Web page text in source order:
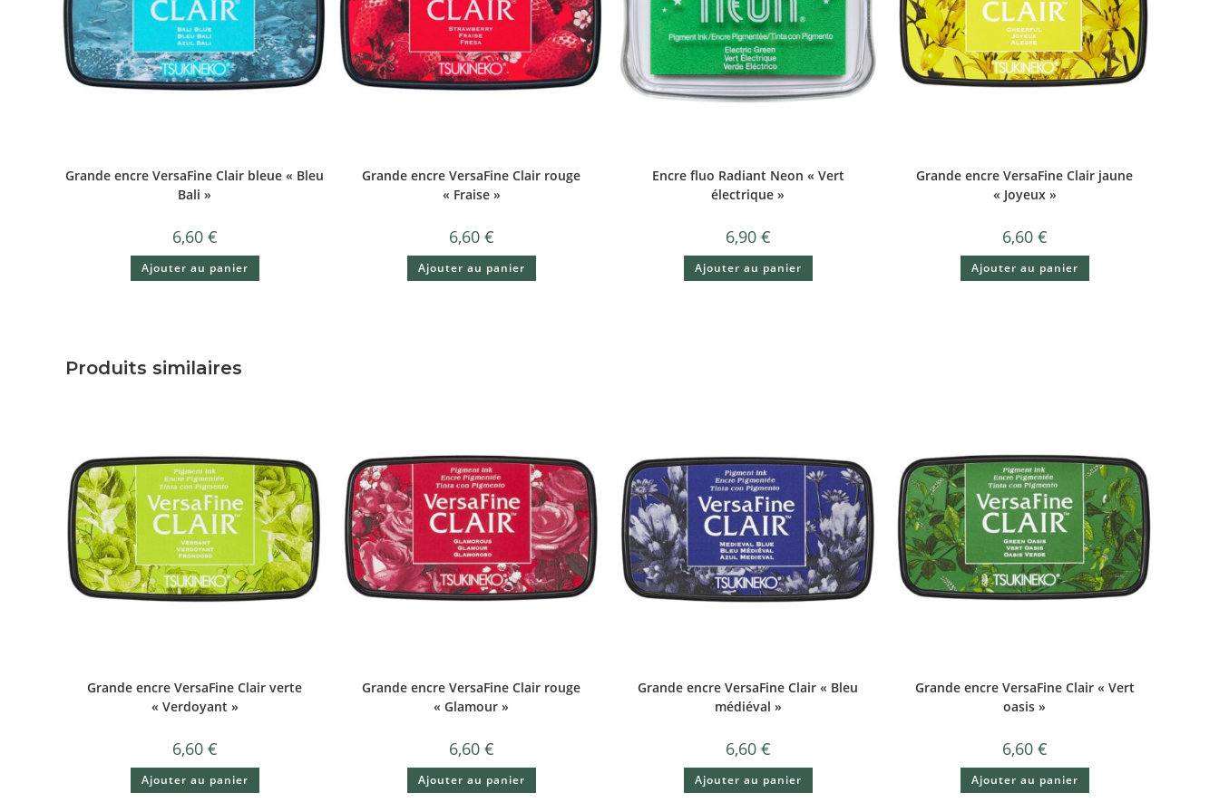
Grande encre VersaFine Clair bleue « Bleu
Bali »
6,60 €
Ajouter au panier
Grande encre VersaFine Clair rouge
« Fraise »
6,60 €
Ajouter au panier
Encre fluo Radiant Neon « Vert
électrique »
6,90 €
Ajouter au panier
Grande encre VersaFine Clair jaune
« Joyeux »
6,60 €
Ajouter au panier
Produits similaires
Grande encre VersaFine Clair verte
« Verdoyant »
6,60 €
Ajouter au panier
Grande encre VersaFine Clair rouge
« Glamour »
6,60 €
Ajouter au panier
Grande encre VersaFine Clair « Bleu
médiéval »
6,60 €
Ajouter au panier
Grande encre VersaFine Clair « Vert
oasis »
6,60 €
Ajouter au panier